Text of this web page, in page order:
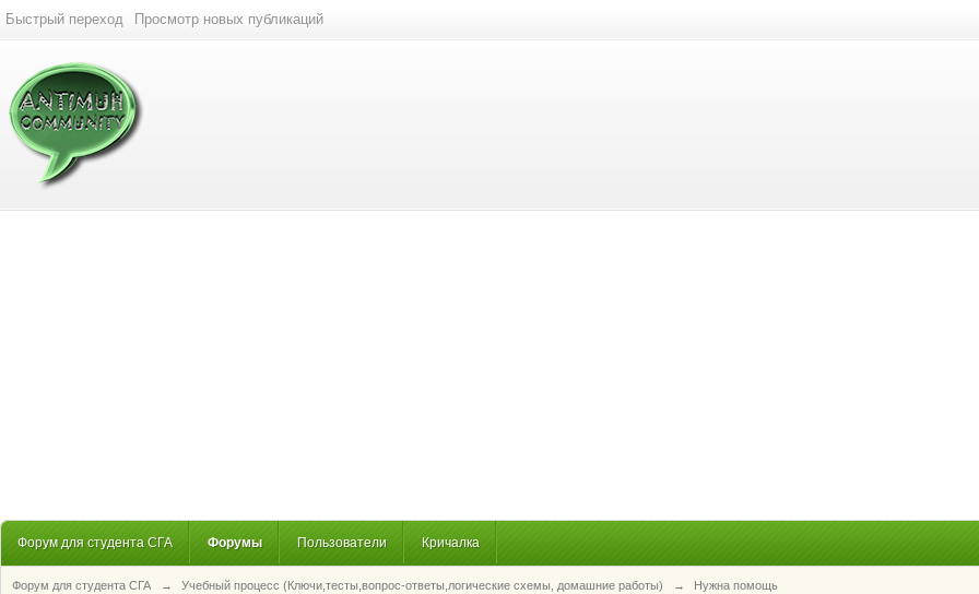
Быстрый переход Просмотр новых публикаций
Форум для студента СГА Форумы Пользователи Кричалка
Форум для студента СГА → Учебный процесс (Ключи,тесты,вопрос-ответы,логические схемы, домашние работы) → Нужна помощь